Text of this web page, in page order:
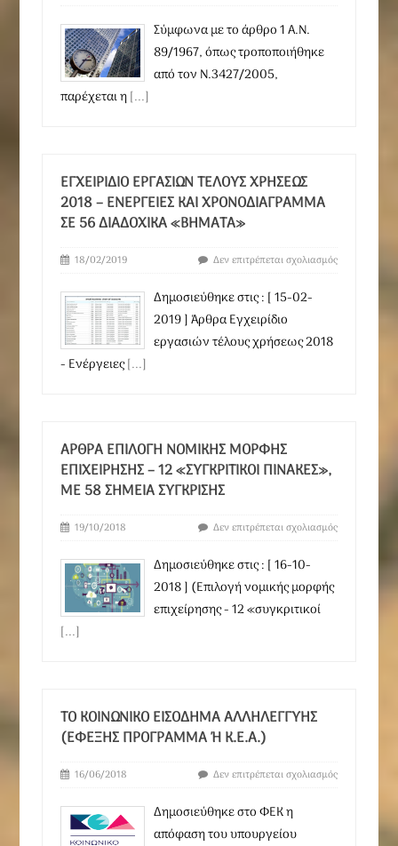
Σύμφωνα με το άρθρο 1 Α.Ν.
89/1967, όπως τροποποιήθηκε
από τον Ν.3427/2005,
παρέχεται η[...]
ΕΓΧΕΙΡΊΔΙΟ ΕΡΓΑΣΙΏΝ ΤΈΛΟΥΣ ΧΡΉΣΕΩΣ
2018 – ΕΝΈΡΓΕΙΕΣ ΚΑΙ ΧΡΟΝΟΔΙΆΓΡΑΜΜΑ
ΣΕ 56 ΔΙΑΔΟΧΙΚΆ «ΒΉΜΑΤΑ»
18/02/2019 Δεν επιτρέπεται σχολιασμός
Δημοσιεύθηκε στις : [ 15-02-
2019 ] Άρθρα Εγχειρίδιο
εργασιών τέλους χρήσεως 2018
- Ενέργειες[...]
ΆΡΘΡΑ ΕΠΙΛΟΓΉ ΝΟΜΙΚΉΣ ΜΟΡΦΉΣ
ΕΠΙΧΕΊΡΗΣΗΣ – 12 «ΣΥΓΚΡΙΤΙΚΟΊ ΠΊΝΑΚΕΣ»,
ΜΕ 58 ΣΗΜΕΊΑ ΣΎΓΚΡΙΣΗΣ
19/10/2018 Δεν επιτρέπεται σχολιασμός
Δημοσιεύθηκε στις : [ 16-10-
2018 ] (Επιλογή νομικής μορφής
επιχείρησης - 12 «συγκριτικοί
[...]
ΤΟ ΚΟΙΝΩΝΙΚΌ ΕΙΣΌΔΗΜΑ ΑΛΛΗΛΕΓΓΎΗΣ
(ΕΦΕΞΉΣ ΠΡΌΓΡΑΜΜΑ Ή Κ.Ε.Α.)
16/06/2018 Δεν επιτρέπεται σχολιασμός
Δημοσιεύθηκε στο ΦΕΚ η
απόφαση του υπουργείου